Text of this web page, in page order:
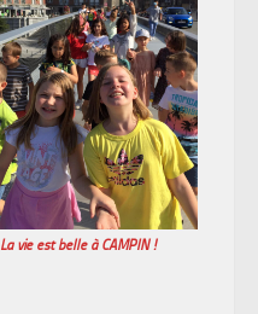
La vie est belle à CAMPIN !